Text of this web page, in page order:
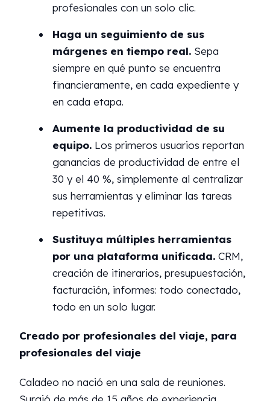
profesionales con un solo clic.
Haga un seguimiento de sus
márgenes en tiempo real. Sepa
siempre en qué punto se encuentra
financieramente, en cada expediente y
en cada etapa.
Aumente la productividad de su
equipo. Los primeros usuarios reportan
ganancias de productividad de entre el
30 y el 40 %, simplemente al centralizar
sus herramientas y eliminar las tareas
repetitivas.
Sustituya múltiples herramientas
por una plataforma unificada. CRM,
creación de itinerarios, presupuestación,
facturación, informes: todo conectado,
todo en un solo lugar.
Creado por profesionales del viaje, para
profesionales del viaje
Caladeo no nació en una sala de reuniones.